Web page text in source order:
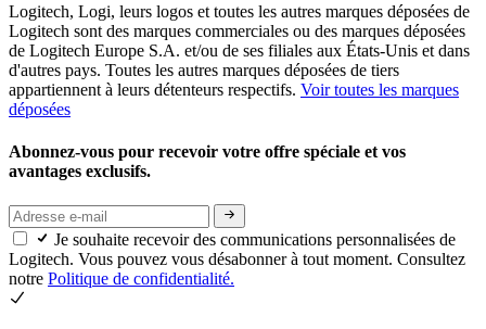
Logitech, Logi, leurs logos et toutes les autres marques déposées de
Logitech sont des marques commerciales ou des marques déposées
de Logitech Europe S.A. et/ou de ses filiales aux États-Unis et dans
d'autres pays. Toutes les autres marques déposées de tiers
appartiennent à leurs détenteurs respectifs. Voir toutes les marques
déposées
Abonnez-vous pour recevoir votre offre spéciale et vos
avantages exclusifs.
Je souhaite recevoir des communications personnalisées de
Logitech. Vous pouvez vous désabonner à tout moment. Consultez
notre Politique de confidentialité.